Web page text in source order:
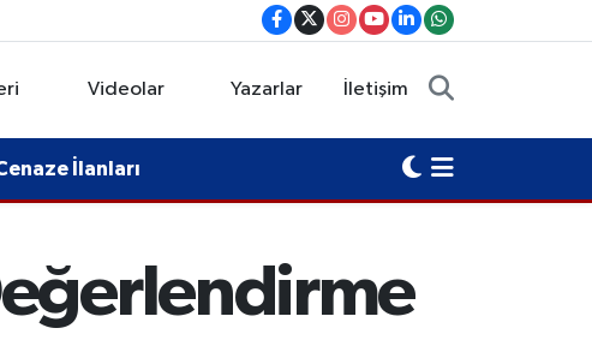
Videolar Yazarlar İletişim
İlanları